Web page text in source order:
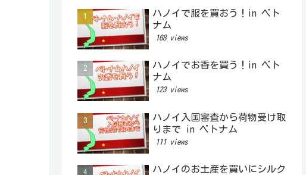
ハノイで服を買おう！in ベト
ナム
168 views
ハノイでお香を買う！in ベト
ナム
123 views
ハノイ入国審査から荷物受け取
りまで in ベトナム
111 views
ハノイのお土産を買いにシルク